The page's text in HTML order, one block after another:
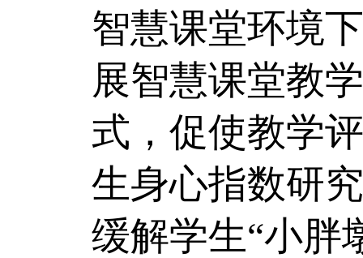
智慧课堂环境
展智慧课堂教
式，促使教学
生身心指数研
缓解学生“小胖